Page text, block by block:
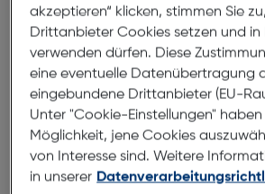
akzeptieren“ klicken, stimmen Sie
Drittanbieter Cookies setzen und in
verwenden dürfen. Diese
eine eventuelle Datenübertragung
eingebundene Drittanbieter (EU-
Unter "Cookie-Einstellungen" haben
Möglichkeit, jene Cookies
von Interesse sind. Weitere
in unserer